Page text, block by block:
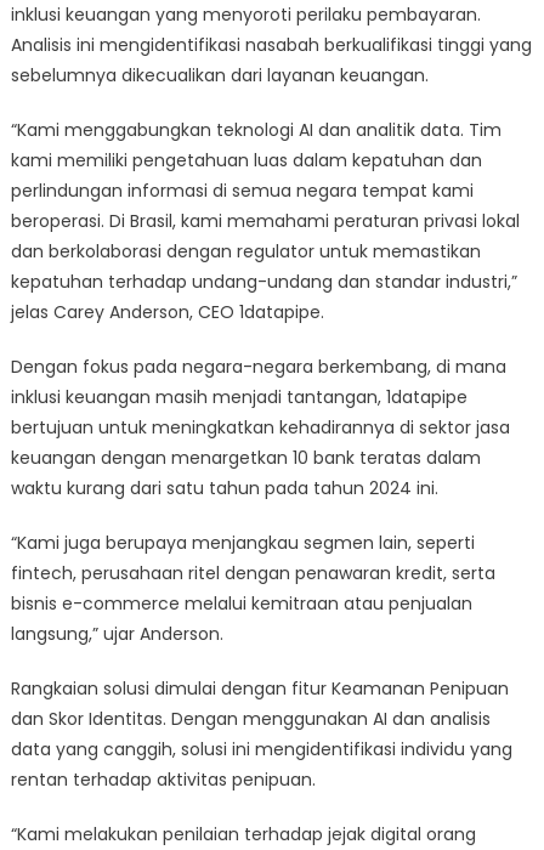
inklusi keuangan yang menyoroti perilaku pembayaran.
Analisis ini mengidentifikasi nasabah berkualifikasi tinggi yang
sebelumnya dikecualikan dari layanan keuangan.
“Kami menggabungkan teknologi AI dan analitik data. Tim
kami memiliki pengetahuan luas dalam kepatuhan dan
perlindungan informasi di semua negara tempat kami
beroperasi. Di Brasil, kami memahami peraturan privasi lokal
dan berkolaborasi dengan regulator untuk memastikan
kepatuhan terhadap undang-undang dan standar industri,”
jelas Carey Anderson, CEO 1datapipe.
Dengan fokus pada negara-negara berkembang, di mana
inklusi keuangan masih menjadi tantangan, 1datapipe
bertujuan untuk meningkatkan kehadirannya di sektor jasa
keuangan dengan menargetkan 10 bank teratas dalam
waktu kurang dari satu tahun pada tahun 2024 ini.
“Kami juga berupaya menjangkau segmen lain, seperti
fintech, perusahaan ritel dengan penawaran kredit, serta
bisnis e-commerce melalui kemitraan atau penjualan
langsung,” ujar Anderson.
Rangkaian solusi dimulai dengan fitur Keamanan Penipuan
dan Skor Identitas. Dengan menggunakan AI dan analisis
data yang canggih, solusi ini mengidentifikasi individu yang
rentan terhadap aktivitas penipuan.
“Kami melakukan penilaian terhadap jejak digital orang